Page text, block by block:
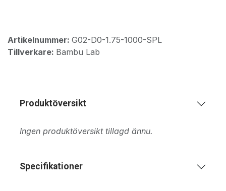
Artikelnummer: G02-D0-1.75-1000-SPL
Tillverkare: Bambu Lab
Produktöversikt
Ingen produktöversikt tillagd ännu.
Specifikationer